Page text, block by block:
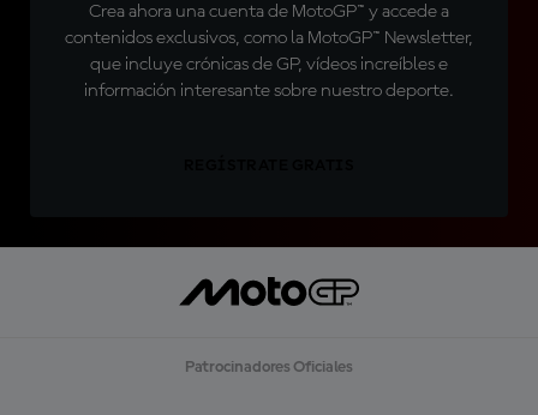
Crea ahora una cuenta de MotoGP™ y accede a
contenidos exclusivos, como la MotoGP™ Newsletter,
que incluye crónicas de GP, vídeos increíbles e
información interesante sobre nuestro deporte.
Patrocinadores Oficiales